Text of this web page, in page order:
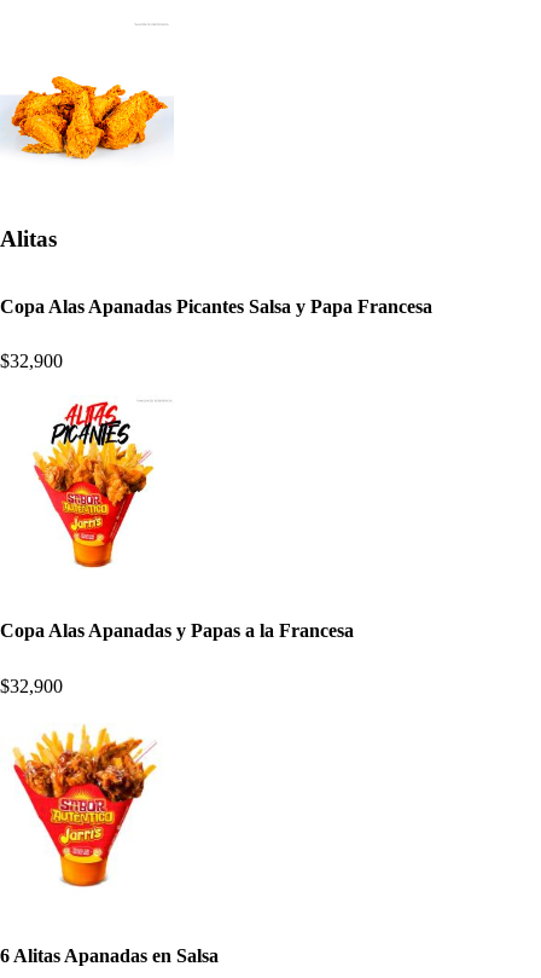
Alitas
Copa Alas Apanadas Picantes Salsa y Papa Francesa
$32,900
Copa Alas Apanadas y Papas a la Francesa
$32,900
6 Alitas Apanadas en Salsa